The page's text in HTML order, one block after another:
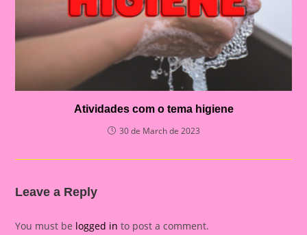
Atividades com o tema higiene
30 de March de 2023
Leave a Reply
You must be logged in to post a comment.